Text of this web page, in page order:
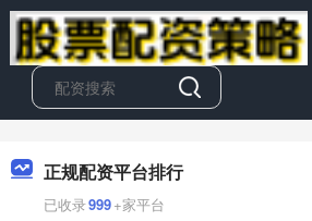
正规配资平台排行
已收录999+家平台